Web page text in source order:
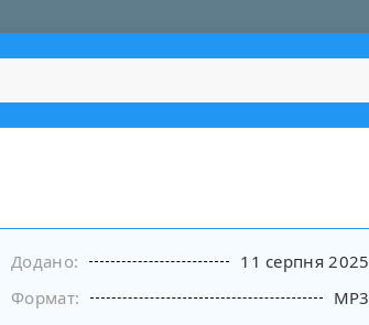
Додано: 11 серпня 2025
Формат:
MP3